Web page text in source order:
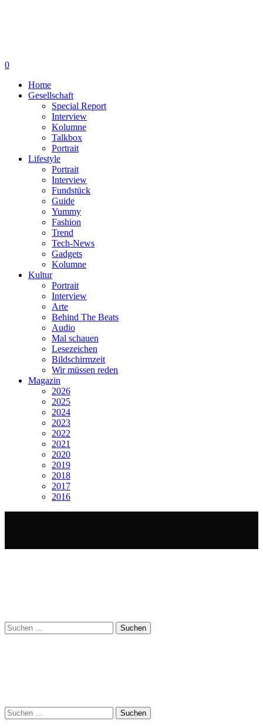
0
Home
Gesellschaft
Special Report
Interview
Kolumne
Talkbox
Portrait
Lifestyle
Portrait
Interview
Fundstück
Guide
Yummy
Fashion
Trend
Tech-News
Gadgets
Kolumne
Kultur
Portrait
Interview
Arte
Behind The Beats
Audio
Mal schauen
Lesezeichen
Bildschirmzeit
Wir müssen reden
Magazin
2026
2025
2024
2023
2022
2021
2020
2019
2018
2017
2016
Suchen
nach:
Suchen
nach: